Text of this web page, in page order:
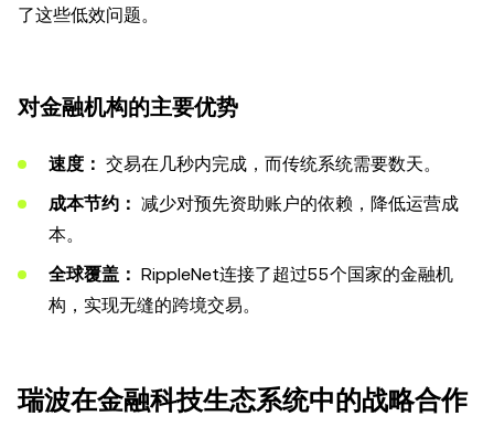
了这些低效问题。
对金融机构的主要优势
速度： 交易在几秒内完成，而传统系统需要数天。
成本节约： 减少对预先资助账户的依赖，降低运营成
本。
全球覆盖： RippleNet连接了超过55个国家的金融机
构，实现无缝的跨境交易。
瑞波在金融科技生态系统中的战略合作